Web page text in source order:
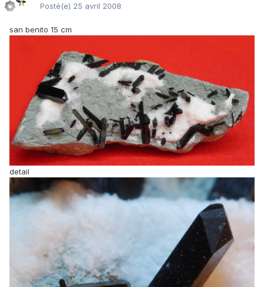
Posté(e) 25 avril 2008
san benito 15 cm
detail